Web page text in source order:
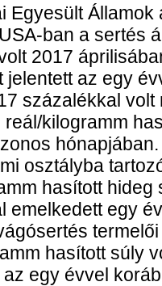
Egyesült
ban a sertés
2017
jelentett az egy
százalékkal
reál/kilogramm
osztályba
hasított
emelkedett egy
hasított súly
egy évvel